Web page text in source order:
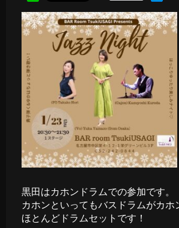
黒田はカホンドラムでの参加です。
カホンといってもバスドラムがカホ
ほとんどドラムセットです！